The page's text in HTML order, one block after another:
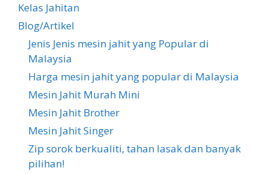
Kelas Jahitan
Blog/Artikel
Jenis Jenis mesin jahit yang Popular di
Malaysia
Harga mesin jahit yang popular di Malaysia
Mesin Jahit Murah Mini
Mesin Jahit Brother
Mesin Jahit Singer
Zip sorok berkualiti, tahan lasak dan banyak
pilihan!